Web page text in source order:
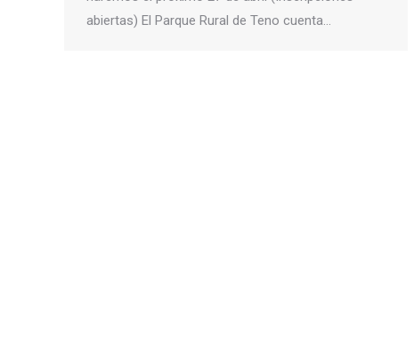
abiertas) El Parque Rural de Teno cuenta…